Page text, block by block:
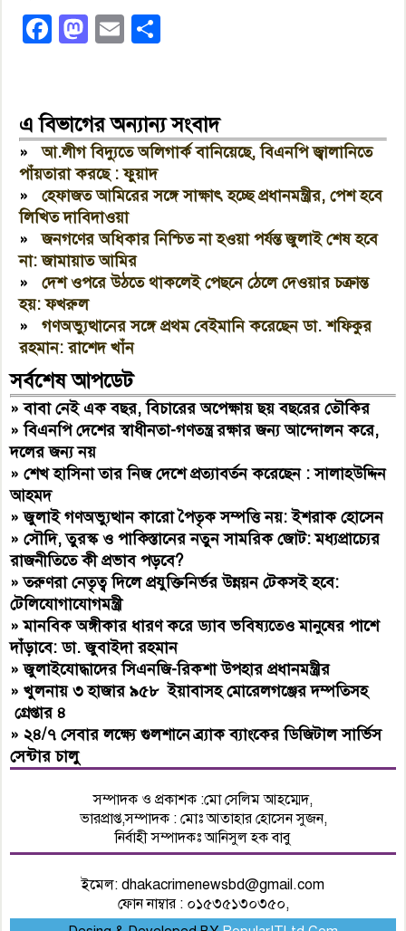
Facebook
Mastodon
Email
এ বিভাগের অন্যান্য সংবাদ
»আ.লীগ বিদ্যুতে অলিগার্ক বানিয়েছে, বিএনপি জ্বালানিতে
পাঁয়তারা করছে : ফুয়াদ
»হেফাজত আমিরের সঙ্গে সাক্ষাৎ হচ্ছে প্রধানমন্ত্রীর, পেশ হবে
লিখিত দাবিদাওয়া
»জনগণের অধিকার নিশ্চিত না হওয়া পর্যন্ত জুলাই শেষ হবে
না: জামায়াত আমির
»দেশ ওপরে উঠতে থাকলেই পেছনে ঠেলে দেওয়ার চক্রান্ত
হয়: ফখরুল
»গণঅভ্যুত্থানের সঙ্গে প্রথম বেইমানি করেছেন ডা. শফিকুর
রহমান: রাশেদ খাঁন
সর্বশেষ আপডেট
»বাবা নেই এক বছর, বিচারের অপেক্ষায় ছয় বছরের তৌকির
»বিএনপি দেশের স্বাধীনতা-গণতন্ত্র রক্ষার জন্য আন্দোলন করে,
দলের জন্য নয়
»শেখ হাসিনা তার নিজ দেশে প্রত্যাবর্তন করেছেন : সালাহউদ্দিন
আহমদ
»জুলাই গণঅভ্যুত্থান কারো পৈতৃক সম্পত্তি নয়: ইশরাক হোসেন
»সৌদি, তুরস্ক ও পাকিস্তানের নতুন সামরিক জোট: মধ্যপ্রাচ্যের
রাজনীতিতে কী প্রভাব পড়বে?
»তরুণরা নেতৃত্ব দিলে প্রযুক্তিনির্ভর উন্নয়ন টেকসই হবে:
টেলিযোগাযোগমন্ত্রী
»মানবিক অঙ্গীকার ধারণ করে ড্যাব ভবিষ্যতেও মানুষের পাশে
দাঁড়াবে: ডা. জুবাইদা রহমান
»জুলাইযোদ্ধাদের সিএনজি-রিকশা উপহার প্রধানমন্ত্রীর
»খুলনায় ৩ হাজার ৯৫৮ ইয়াবাসহ মোরেলগঞ্জের দম্পতিসহ
গ্রেপ্তার ৪
»২৪/৭ সেবার লক্ষ্যে গুলশানে ব্র্যাক ব্যাংকের ডিজিটাল সার্ভিস
সেন্টার চালু
সম্পাদক ও প্রকাশক :মো সেলিম আহম্মেদ,
ভারপ্রাপ্ত,সম্পাদক : মোঃ আতাহার হোসেন সুজন,
নির্বাহী সম্পাদকঃ আনিসুল হক বাবু
ইমেল: dhakacrimenewsbd@gmail.com
ফোন নাম্বার : ০১৫৩৫১৩০৩৫০,